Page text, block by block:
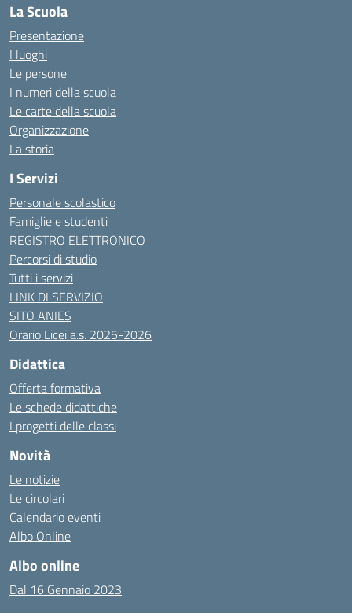
La Scuola
Presentazione
I luoghi
Le persone
I numeri della scuola
Le carte della scuola
Organizzazione
La storia
I Servizi
Personale scolastico
Famiglie e studenti
REGISTRO ELETTRONICO
Percorsi di studio
Tutti i servizi
LINK DI SERVIZIO
SITO ANIES
Orario Licei a.s. 2025-2026
Didattica
Offerta formativa
Le schede didattiche
I progetti delle classi
Novità
Le notizie
Le circolari
Calendario eventi
Albo Online
Albo online
Dal 16 Gennaio 2023